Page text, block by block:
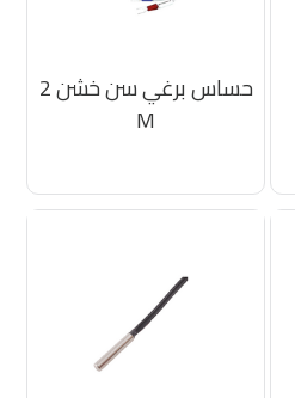
حساس برغي سن خشن 2
M